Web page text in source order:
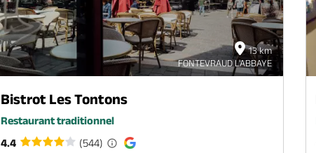
13 km
FONTEVRAUD L'ABBAYE
Bistrot Les Tontons
Restaurant traditionnel
4.4
(544)